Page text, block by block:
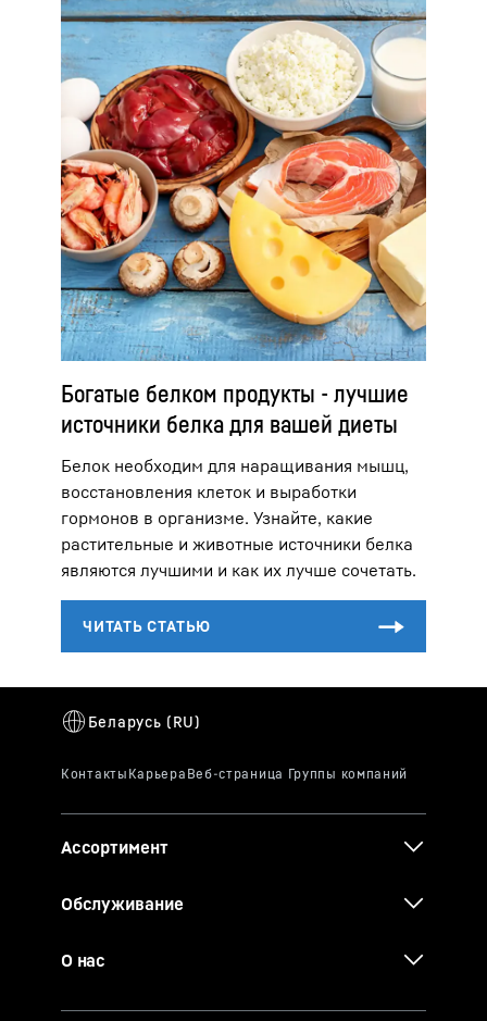
Богатые белком продукты - лучшие
источники белка для вашей диеты
Белок необходим для наращивания мышц,
восстановления клеток и выработки
гормонов в организме. Узнайте, какие
растительные и животные источники белка
являются лучшими и как их лучше сочетать.
Ассортимент
Обслуживание
О нас